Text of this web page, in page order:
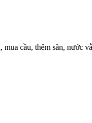
cầu, thêm sân, nước